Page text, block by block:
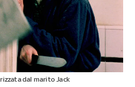
dal marito Jack